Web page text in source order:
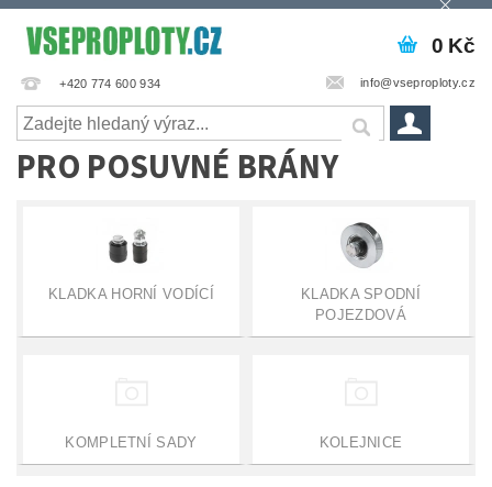
+420 774 600 934 info@vseproploty.cz
0 Kč
PRO POSUVNÉ BRÁNY
KLADKA HORNÍ VODÍCÍ
KLADKA SPODNÍ
POJEZDOVÁ
KOMPLETNÍ SADY KOLEJNICE